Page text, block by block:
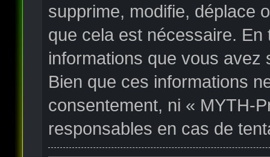
supprime, modifie, déplace
que cela est nécessaire.
informations que vous
Bien que ces informations
consentement, ni « MYTH-
responsables en cas de